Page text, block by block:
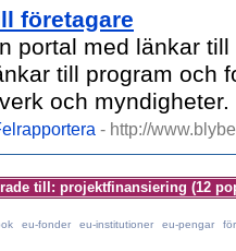
företagare
portal med länkar
till program och
och myndigheter.
- http://
till: projektfinansiering (12
eu-fonder eu-institutioner eu-pengar